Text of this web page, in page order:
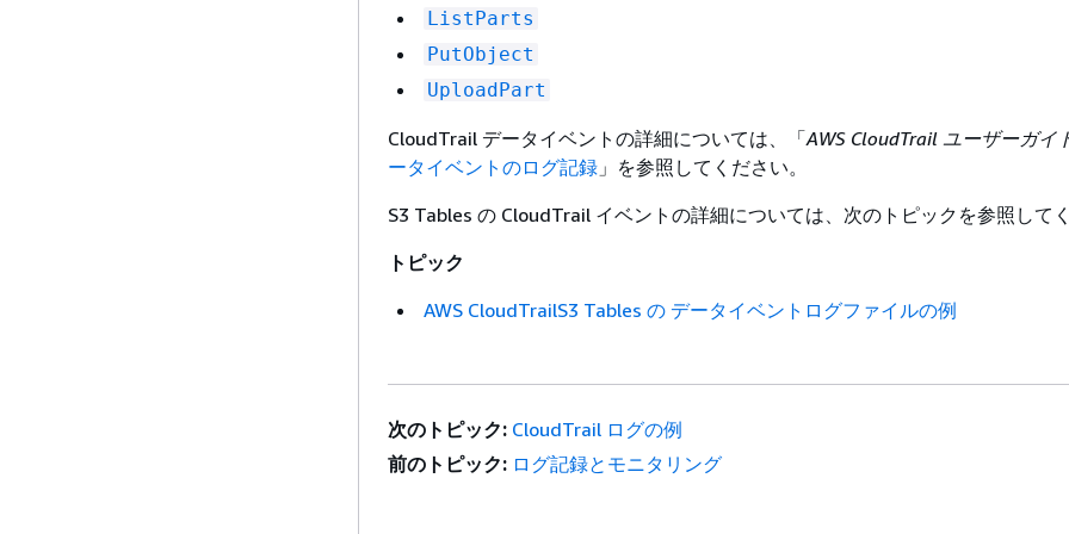
ListParts
PutObject
UploadPart
CloudTrail データイベントの詳細については、「AWS CloudTrail ユーザーガイ
ータイベントのログ記録 」を参照してください。
S3 Tables の CloudTrail イベントの詳細については、次のトピックを参照してく
トピック
AWS CloudTrailS3 Tables の データイベントログファイルの例
次のトピック: CloudTrail ログの例
前のトピック: ログ記録とモニタリング